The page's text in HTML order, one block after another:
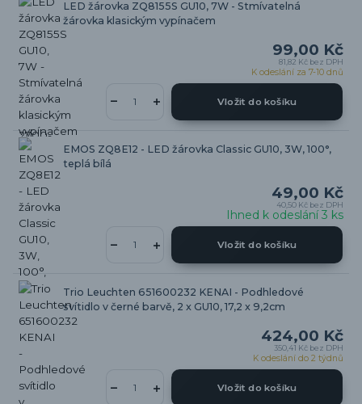
LED žárovka ZQ8155S GU10, 7W - Stmívatelná
žárovka klasickým vypínačem
99,00 Kč
81,82 Kč bez DPH
K odeslání za 7-10 dnů
Vložit do košíku
EMOS ZQ8E12 - LED žárovka Classic GU10, 3W, 100°,
teplá bílá
49,00 Kč
40,50 Kč bez DPH
Ihned k odeslání 3 ks
Vložit do košíku
Trio Leuchten 651600232 KENAI - Podhledové
svítidlo v černé barvě, 2 x GU10, 17,2 x 9,2cm
424,00 Kč
350,41 Kč bez DPH
K odeslání do 2 týdnů
Vložit do košíku